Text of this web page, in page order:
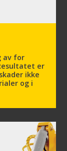
av for
er
ikke
og i